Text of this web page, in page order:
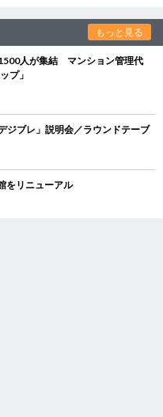
もっと見る
人が集結 マンション管理代
プ」
ブレ」説明会／ラウンドテーブ
をリニューアル